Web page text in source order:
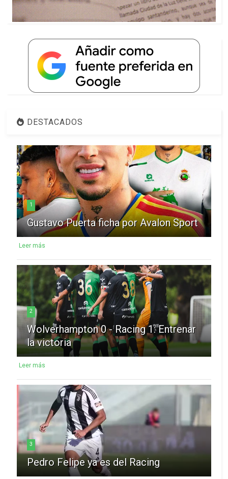
DESTACADOS
1
Gustavo Puerta ficha por Avalon Sport
Leer más
2
Wolverhampton 0 - Racing 1: Entrenar
la victoria
Leer más
3
Pedro Felipe ya es del Racing